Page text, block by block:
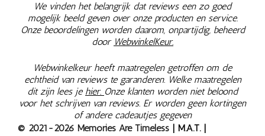
We vinden het belangrijk dat reviews een zo goed
mogelijk beeld geven over onze producten en service.
Onze beoordelingen worden daarom, onpartijdig, beheerd
door WebwinkelKeur.
Webwinkelkeur heeft maatregelen getroffen om de
echtheid van reviews te garanderen. Welke maatregelen
dit zijn lees je hier. Onze klanten worden niet beloond
voor het schrijven van reviews. Er worden geen kortingen
of andere cadeautjes gegeven
© 2021-2026 Memories Are Timeless | M.A.T. |